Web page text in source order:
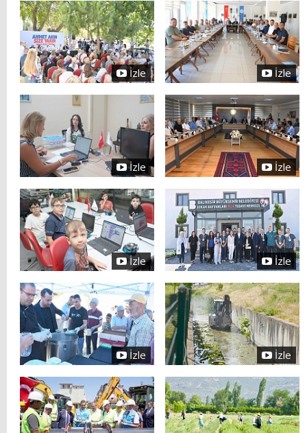
İzle İzle
İzle İzle
İzle İzle
İzle İzle